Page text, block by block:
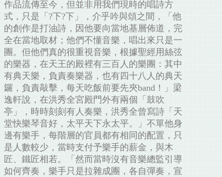
作品流傳至今，但並非用我們現時的唱詩方
式，只是「?下?下」，介乎吟與頌之間，「他
的創作是打油詩，因他要向當地基層佈道，完
全在當地取材；他們不懂音樂，唱出來只是一
團。但他們真的很重視音樂，根據聖經用絲弦
的樂器，在天王的殿裡有三百人的樂團：其中
有典天樂，負責奏樂器，也有四十八人的典天
鑼，負責敲擊，每天吃飯前要先夾band！」梁
逸軒說，在洪秀全宮殿門外有兩個「鼓吹
亭」，時時刻刻有人奏樂，洪秀全曾寫詩「天
堂快樂琴音好，太平天下永太平。」不單他身
邊有樂手，每階層的官員都有相同的配置，只
是人數較少，當時支付予樂手的薪金，與木
匠、鐵匠相若。「然而當時沒有音樂總監引導
如何齊奏，樂手只是拉雜成團，各自彈奏，宣